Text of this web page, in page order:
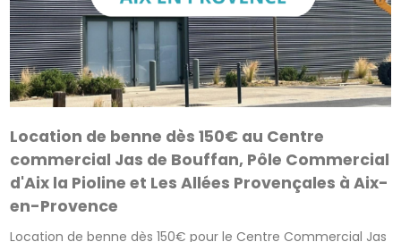
Location de benne dès 150€ au Centre
commercial Jas de Bouffan, Pôle Commercial
d'Aix la Pioline et Les Allées Provençales à Aix-
en-Provence
Location de benne dès 150€ pour le Centre Commercial Jas